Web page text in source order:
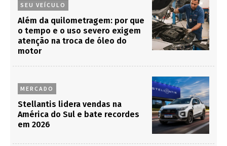
SEU VEÍCULO
Além da quilometragem: por que
o tempo e o uso severo exigem
atenção na troca de óleo do
motor
MERCADO
Stellantis lidera vendas na
América do Sul e bate recordes
em 2026